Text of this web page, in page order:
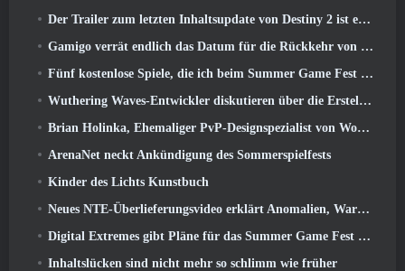
Der Trailer zum letzten Inhaltsupdate von Destiny 2 ist ein Aufschrei
Gamigo verrät endlich das Datum für die Rückkehr von Gloria Victis, Wird es das zweite Mal überleben??
Fünf kostenlose Spiele, die ich beim Summer Game Fest zu sehen hoffe
Wuthering Waves-Entwickler diskutieren über die Erstellung der Lahai-Roi-Mech-Kampfsequenz
Brian Holinka, Ehemaliger PvP-Designspezialist von World Of Warcraft, Tritt dem League Of Legends MMO-Team bei
ArenaNet neckt Ankündigung des Sommerspielfests
Kinder des Lichts Kunstbuch
Neues NTE-Überlieferungsvideo erklärt Anomalien, Warten, Und wie eine „geheime“ Organisation alles verfolgt
Digital Extremes gibt Pläne für das Summer Game Fest bekannt
Inhaltslücken sind nicht mehr so ​​schlimm wie früher